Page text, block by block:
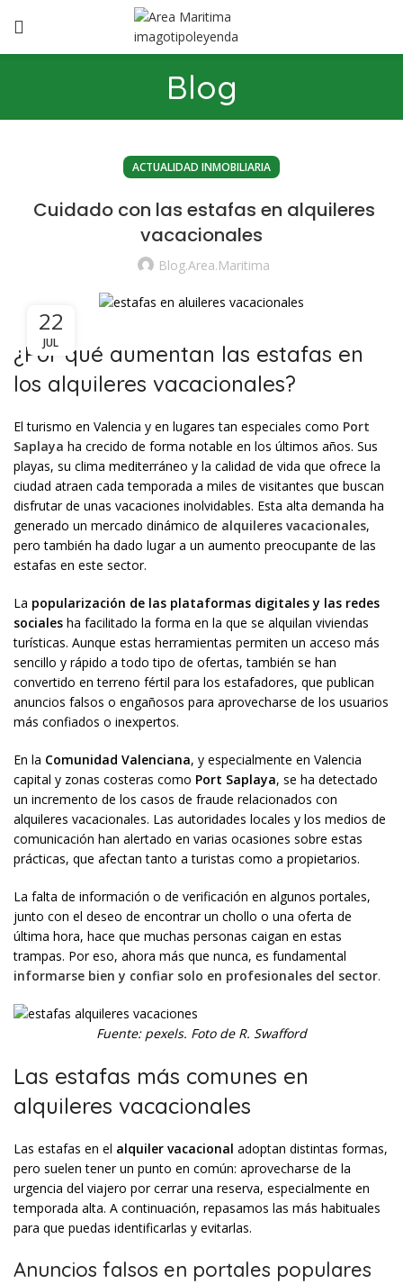
Blog
ACTUALIDAD INMOBILIARIA
Cuidado con las estafas en alquileres
vacacionales
Blog.area.maritima
22
JUL
¿Por qué aumentan las estafas en
los alquileres vacacionales?
El turismo en Valencia y en lugares tan especiales como Port
Saplaya ha crecido de forma notable en los últimos años. Sus
playas, su clima mediterráneo y la calidad de vida que ofrece la
ciudad atraen cada temporada a miles de visitantes que buscan
disfrutar de unas vacaciones inolvidables. Esta alta demanda ha
generado un mercado dinámico de alquileres vacacionales,
pero también ha dado lugar a un aumento preocupante de las
estafas en este sector.
La popularización de las plataformas digitales y las redes
sociales ha facilitado la forma en la que se alquilan viviendas
turísticas. Aunque estas herramientas permiten un acceso más
sencillo y rápido a todo tipo de ofertas, también se han
convertido en terreno fértil para los estafadores, que publican
anuncios falsos o engañosos para aprovecharse de los usuarios
más confiados o inexpertos.
En la Comunidad Valenciana, y especialmente en Valencia
capital y zonas costeras como Port Saplaya, se ha detectado
un incremento de los casos de fraude relacionados con
alquileres vacacionales. Las autoridades locales y los medios de
comunicación han alertado en varias ocasiones sobre estas
prácticas, que afectan tanto a turistas como a propietarios.
La falta de información o de verificación en algunos portales,
junto con el deseo de encontrar un chollo o una oferta de
última hora, hace que muchas personas caigan en estas
trampas. Por eso, ahora más que nunca, es fundamental
informarse bien y confiar solo en profesionales del sector.
Fuente: pexels. Foto de R. Swafford
Las estafas más comunes en
alquileres vacacionales
Las estafas en el alquiler vacacional adoptan distintas formas,
pero suelen tener un punto en común: aprovecharse de la
urgencia del viajero por cerrar una reserva, especialmente en
temporada alta. A continuación, repasamos las más habituales
para que puedas identificarlas y evitarlas.
Anuncios falsos en portales populares